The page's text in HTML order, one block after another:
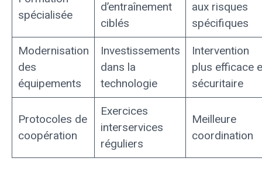
spécialisée
d’entraînement
ciblés
aux risques
spécifiques
Modernisation
des
équipements
Investissements
dans la
technologie
Intervention
plus efficace
sécuritaire
Protocoles de
coopération
Exercices
interservices
réguliers
Meilleure
coordination